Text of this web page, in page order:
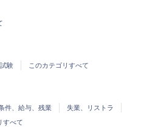
験 このカテゴリすべて
件、給与、残業
失業、リストラ
すべて